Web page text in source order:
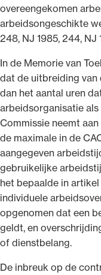
overeengekomen
arbeidsongeschikte
248, NJ 1985, 244, NJ
In de Memorie van
dat de uitbreiding van
dan het aantal uren
arbeidsorganisatie
Commissie neemt
de maximale in de
aangegeven
gebruikelijke
het bepaalde in
individuele
opgenomen dat een
geldt, en
of dienstbelang.
De inbreuk op de